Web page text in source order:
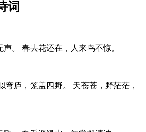
词
。 春去花还在，人来鸟不惊。
穹庐，笼盖四野。 天苍苍，野茫茫，